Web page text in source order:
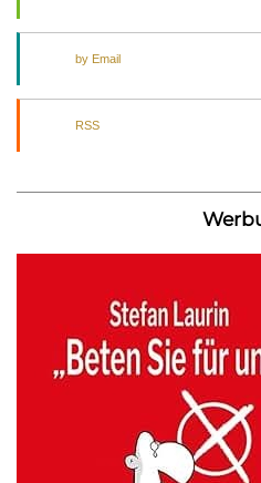
by Email
RSS